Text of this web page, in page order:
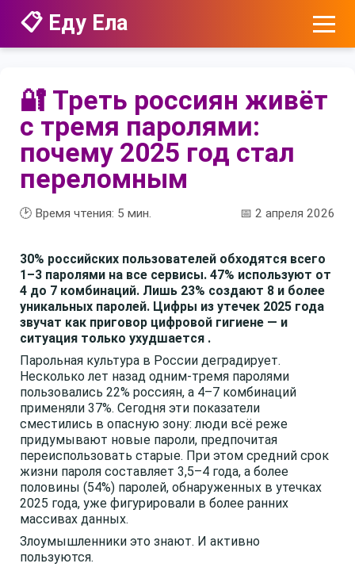
📋 Еду Ела
🔐 Треть россиян живёт
с тремя паролями:
почему 2025 год стал
переломным
🕑 Время чтения: 5 мин. 📅 2 апреля 2026
30% российских пользователей обходятся всего
1–3 паролями на все сервисы. 47% используют от
4 до 7 комбинаций. Лишь 23% создают 8 и более
уникальных паролей. Цифры из утечек 2025 года
звучат как приговор цифровой гигиене — и
ситуация только ухудшается .
Парольная культура в России деградирует.
Несколько лет назад одним-тремя паролями
пользовались 22% россиян, а 4–7 комбинаций
применяли 37%. Сегодня эти показатели
сместились в опасную зону: люди всё реже
придумывают новые пароли, предпочитая
переиспользовать старые. При этом средний срок
жизни пароля составляет 3,5–4 года, а более
половины (54%) паролей, обнаруженных в утечках
2025 года, уже фигурировали в более ранних
массивах данных.
Злоумышленники это знают. И активно
пользуются.